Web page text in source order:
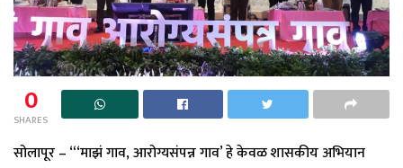
0
SHARES
सोलापूर – “‘माझं गाव, आरोग्यसंपन्न गाव’ हे केवळ शासकीय अभियान